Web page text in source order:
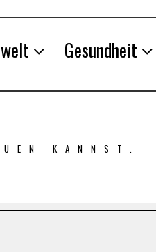
Gesundheit
KANNST.